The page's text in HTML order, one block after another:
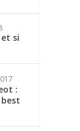
et si
: